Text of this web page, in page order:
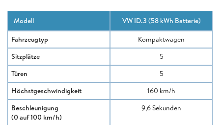
Modell
VW ID.3 (58 kWh Batterie)
Fahrzeugtyp
Kompaktwagen
Sitzplätze
5
Türen
5
Höchstgeschwindigkeit
160 km/h
Beschleunigung
(0 auf 100 km/h)
9,6 Sekunden